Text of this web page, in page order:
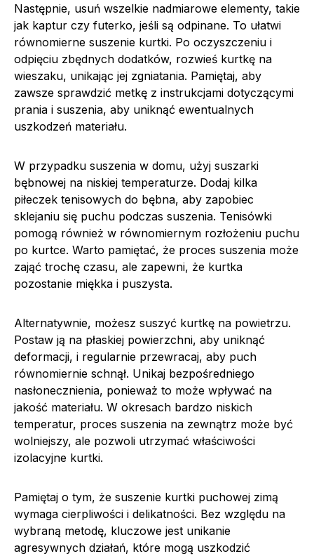
Następnie, usuń wszelkie nadmiarowe elementy, takie
jak kaptur czy futerko, jeśli są odpinane. To ułatwi
równomierne suszenie kurtki. Po oczyszczeniu i
odpięciu zbędnych dodatków, rozwieś kurtkę na
wieszaku, unikając jej zgniatania. Pamiętaj, aby
zawsze sprawdzić metkę z instrukcjami dotyczącymi
prania i suszenia, aby uniknąć ewentualnych
uszkodzeń materiału.
W przypadku suszenia w domu, użyj suszarki
bębnowej na niskiej temperaturze. Dodaj kilka
piłeczek tenisowych do bębna, aby zapobiec
sklejaniu się puchu podczas suszenia. Tenisówki
pomogą również w równomiernym rozłożeniu puchu
po kurtce. Warto pamiętać, że proces suszenia może
zająć trochę czasu, ale zapewni, że kurtka
pozostanie miękka i puszysta.
Alternatywnie, możesz suszyć kurtkę na powietrzu.
Postaw ją na płaskiej powierzchni, aby uniknąć
deformacji, i regularnie przewracaj, aby puch
równomiernie schnął. Unikaj bezpośredniego
nasłonecznienia, ponieważ to może wpływać na
jakość materiału. W okresach bardzo niskich
temperatur, proces suszenia na zewnątrz może być
wolniejszy, ale pozwoli utrzymać właściwości
izolacyjne kurtki.
Pamiętaj o tym, że suszenie kurtki puchowej zimą
wymaga cierpliwości i delikatności. Bez względu na
wybraną metodę, kluczowe jest unikanie
agresywnych działań, które mogą uszkodzić